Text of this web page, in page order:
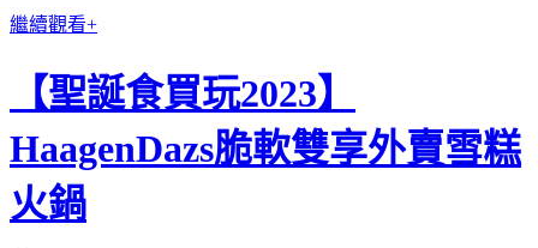
繼續觀看+
【聖誕食買玩2023】
HaagenDazs脆軟雙享外賣雪糕
火鍋